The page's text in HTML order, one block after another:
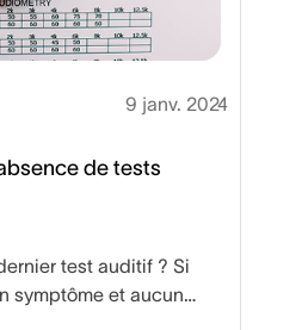
9 janv. 2024
de tests
test auditif ? Si
symptôme et aucun